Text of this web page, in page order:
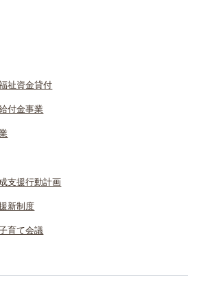
祉資金貸付
付金事業
支援行動計画
新制度
育て会議